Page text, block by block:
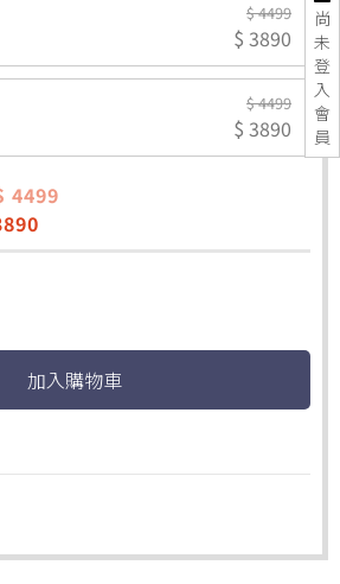
尚
未
登
入
會
員
$ 4499
$ 3890
$ 4499
$ 3890
4499